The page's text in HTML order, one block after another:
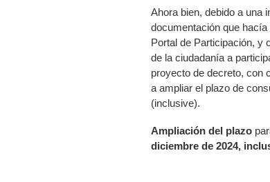
Ahora bien, debido a una
documentación que
Portal de Participación, y
de la ciudadanía a
proyecto de decreto, con
a ampliar el plazo de
(inclusive).
Ampliación del plazo
diciembre de 2024,